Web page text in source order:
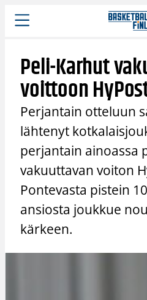
Siirry
sisältöön
Peli-Karhut
voittoon
Perjantain otteluun
lähtenyt
perjantain ainoassa
vakuuttavan voiton
Pontevasta pistein
ansiosta joukkue
kärkeen.